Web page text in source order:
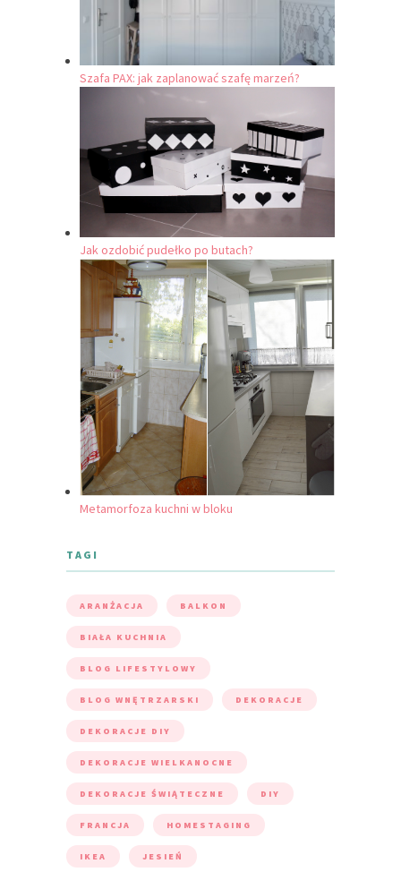
Szafa PAX: jak zaplanować szafę marzeń?
Jak ozdobić pudełko po butach?
Metamorfoza kuchni w bloku
TAGI
ARANŻACJA BALKON
BIAŁA KUCHNIA
BLOG LIFESTYLOWY
BLOG WNĘTRZARSKI DEKORACJE
DEKORACJE DIY
DEKORACJE WIELKANOCNE
DEKORACJE ŚWIĄTECZNE DIY
FRANCJA HOMESTAGING
IKEA JESIEŃ